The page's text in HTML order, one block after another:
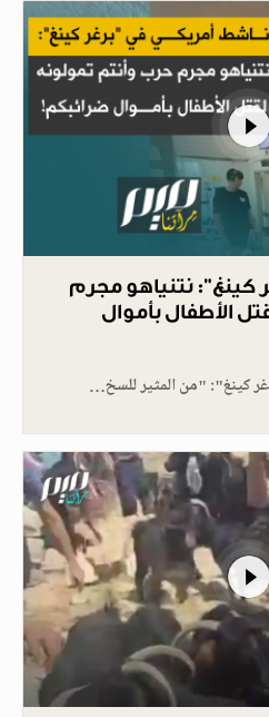
كينغ": نتنياهو مجرم
الأطفال بأموال
كينغ": "من المثير للسخ…